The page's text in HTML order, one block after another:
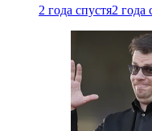
2 года спустя2 года